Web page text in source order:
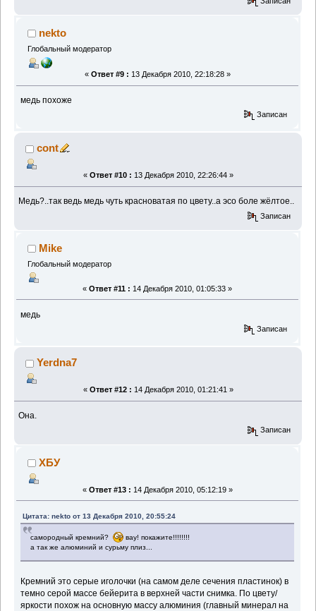
nekto
Глобальный модератор
« Ответ #9 : 13 Декабря 2010, 22:18:28 »
медь похоже
Записан
cont
« Ответ #10 : 13 Декабря 2010, 22:26:44 »
Медь?..так ведь медь чуть красноватая по цвету..а эсо боле жёлтое..
Записан
Mike
Глобальный модератор
« Ответ #11 : 14 Декабря 2010, 01:05:33 »
медь
Записан
Yerdna7
« Ответ #12 : 14 Декабря 2010, 01:21:41 »
Она.
Записан
ХБУ
« Ответ #13 : 14 Декабря 2010, 05:12:19 »
Цитата: nekto от 13 Декабря 2010, 20:55:24
самородный кремний?
вау! покажите!!!!!!!!
а так же алюминий и сурьму плиз...
Кремний это серые иголочки (на самом деле сечения пластинок) в
темно серой массе бейерита в верхней части снимка. По цвету/
яркости похож на основную массу алюминия (главный минерал на